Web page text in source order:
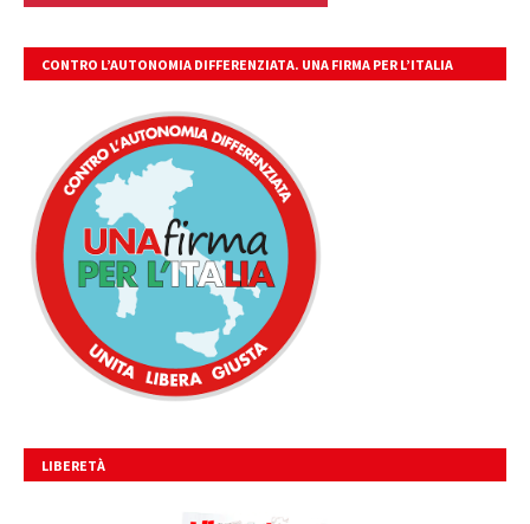
CONTRO L’AUTONOMIA DIFFERENZIATA. UNA FIRMA PER L’ITALIA
LIBERETÀ